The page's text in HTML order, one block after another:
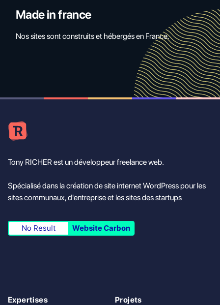
Made in france
Nos sites sont construits et hébergés en France.
Tony RICHER est un développeur freelance web.
Spécialisé dans la création de site internet WordPress pour les
sites communaux, d'entreprise et les sites des startups
No Result Website Carbon
Expertises Projets